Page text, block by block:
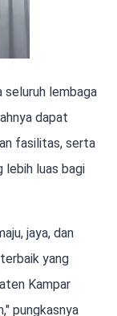
seluruh lembaga
dapat
fasilitas, serta
lebih luas bagi
jaya, dan
yang
Kampar
pungkasnya